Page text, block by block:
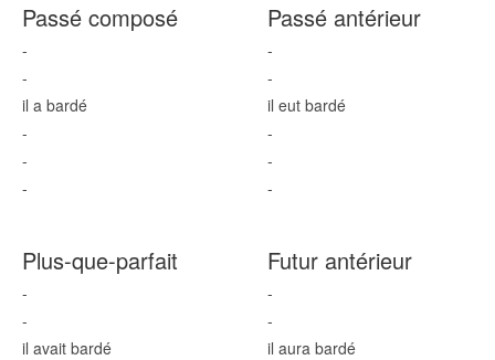
Passé composé
-
-
il a bardé
-
-
-
Passé antérieur
-
-
il eut bardé
-
-
-
Plus-que-parfait
-
-
il avait bardé
Futur antérieur
-
-
il aura bardé